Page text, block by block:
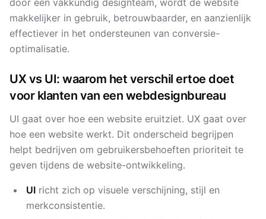
door een vakkundig designteam, wordt de website
makkelijker in gebruik, betrouwbaarder, en aanzienlijk
effectiever in het ondersteunen van conversie-
optimalisatie.
UX vs UI: waarom het verschil ertoe doet
voor klanten van een webdesignbureau
UI gaat over hoe een website eruitziet. UX gaat over
hoe een website werkt. Dit onderscheid begrijpen
helpt bedrijven om gebruikersbehoeften prioriteit te
geven tijdens de website-ontwikkeling.
UI richt zich op visuele verschijning, stijl en
merkconsistentie.